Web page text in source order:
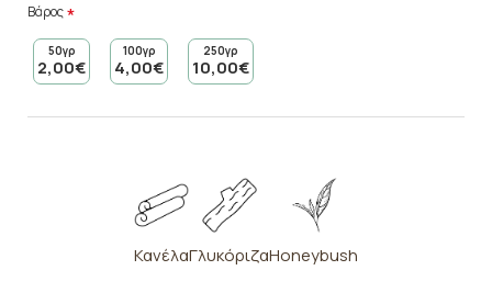
Βάρος
50γρ
2,00€
100γρ
4,00€
250γρ
10,00€
ΚανέλαΓλυκόριζαHoneybush